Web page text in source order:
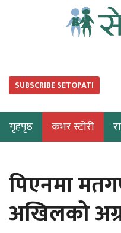
SUBSCRIBE SETOPATI
गृहपृष्ठ कभर स्टोरी
पिएनमा
अखिलको